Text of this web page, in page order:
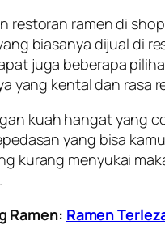
restoran ramen di
biasanya dijual di
juga beberapa
yang kental dan rasa
kuah hangat yang
yang bisa
kurang menyukai
Ramen: Ramen